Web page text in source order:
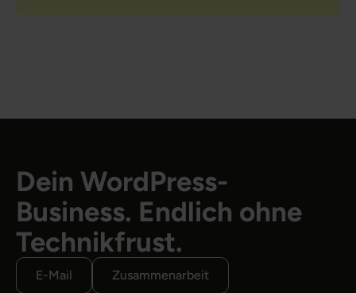
Dein WordPress-
Business. Endlich ohne
Technikfrust.
E-Mail Zusammenarbeit